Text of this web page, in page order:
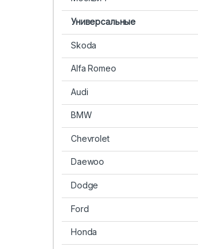
Универсальные
Skoda
Alfa Romeo
Audi
BMW
Chevrolet
Daewoo
Dodge
Ford
Honda